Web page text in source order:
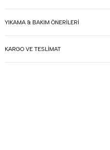
YIKAMA & BAKIM ÖNERILERI
KARGO VE TESLIMAT